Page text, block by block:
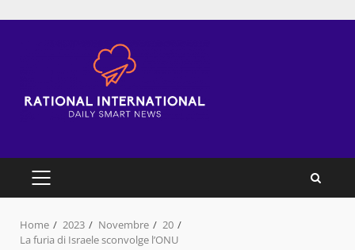
PRIMARY
Home 2023 Novembre
20
La furia di Israele sconvolge l’ONU